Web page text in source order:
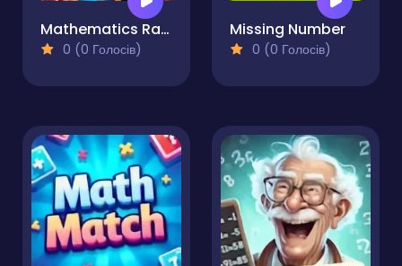
Mathematics Racing
0 (0 Голосів)
Missing Number
0 (0 Голосів)